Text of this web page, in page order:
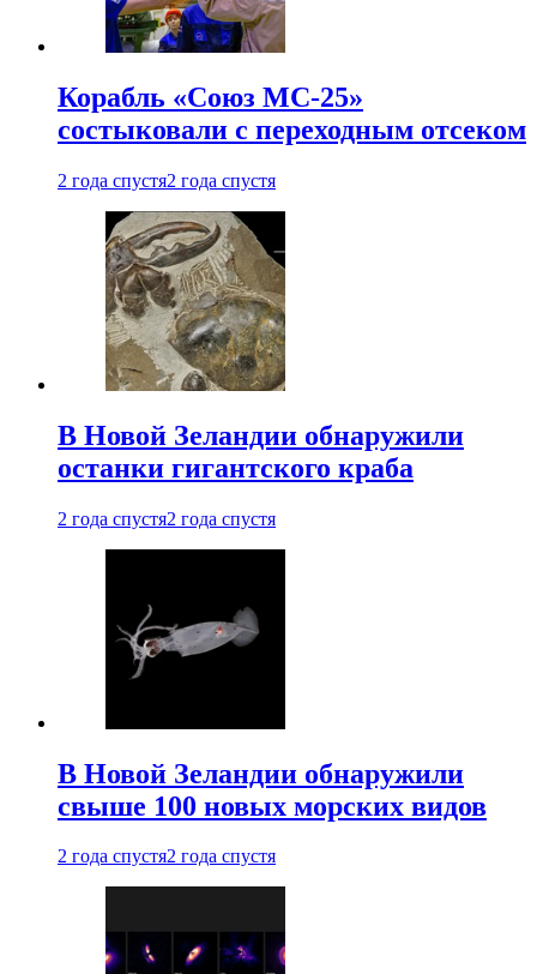
Корабль «Союз МС-25»
состыковали с переходным отсеком
2 года спустя2 года спустя
В Новой Зеландии обнаружили
останки гигантского краба
2 года спустя2 года спустя
В Новой Зеландии обнаружили
свыше 100 новых морских видов
2 года спустя2 года спустя